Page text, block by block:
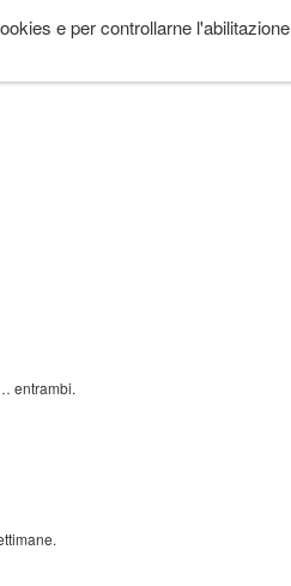
ALTRO
e per controllarne l'abilitazione
entrambi.